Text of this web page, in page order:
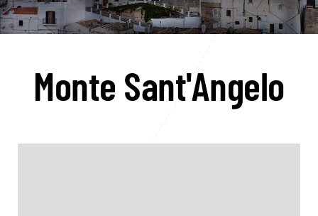
Monte Sant'Angelo